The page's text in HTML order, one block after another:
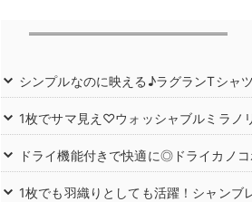
シンプルなのに映える♪ラグランTシャツ
1枚でサマ見え♡ウォッシャブルミラノ
ドライ機能付きで快適に◎ドライカノ
1枚でも羽織りとしても活躍！シャンブ